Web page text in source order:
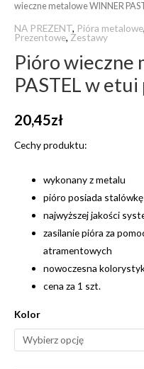
wieczne metalowe WINNER
NA PREZENT, Pióra metalowe,
Prezentowe, Zestawy
Pióro wieczne
PASTEL w
20,45zł
Cechy produktu:
wykonany z metalu
pióro posiada stalówkę
najwyższej jakości
zasilanie pióra za
atramentowych
nowoczesna
cena za 1 szt.
Kolor